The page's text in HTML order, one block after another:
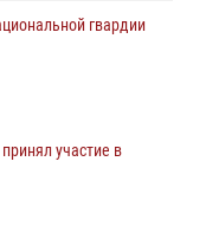
гвардии
участие в